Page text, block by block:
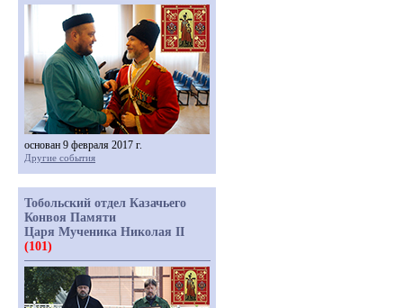
основан 9 февраля 2017 г.
Другие события
Тобольский отдел Казачьего
Конвоя Памяти
Царя Мученика Николая II
(101)